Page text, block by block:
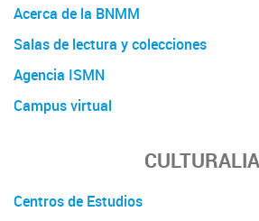
Acerca de la BNMM
Salas de lectura y colecciones
Agencia ISMN
Campus virtual
CULTURALIA
Centros de Estudios